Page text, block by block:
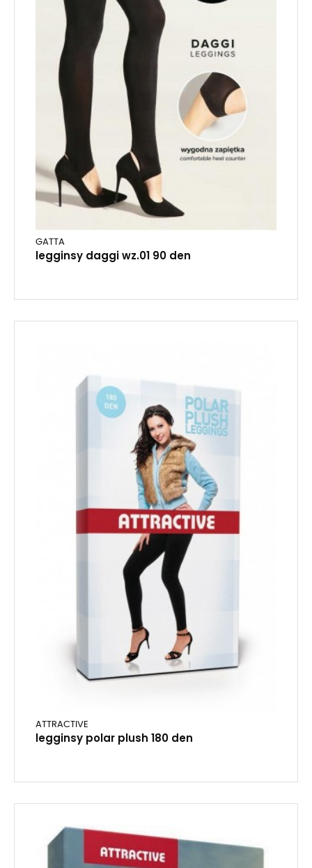
GATTA
legginsy daggi wz.01 90 den
ATTRACTIVE
legginsy polar plush 180 den